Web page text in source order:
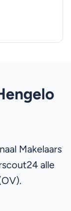
Makelaars
alle